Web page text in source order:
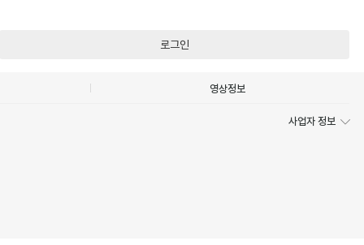
로그인
영상정보
사업자 정보